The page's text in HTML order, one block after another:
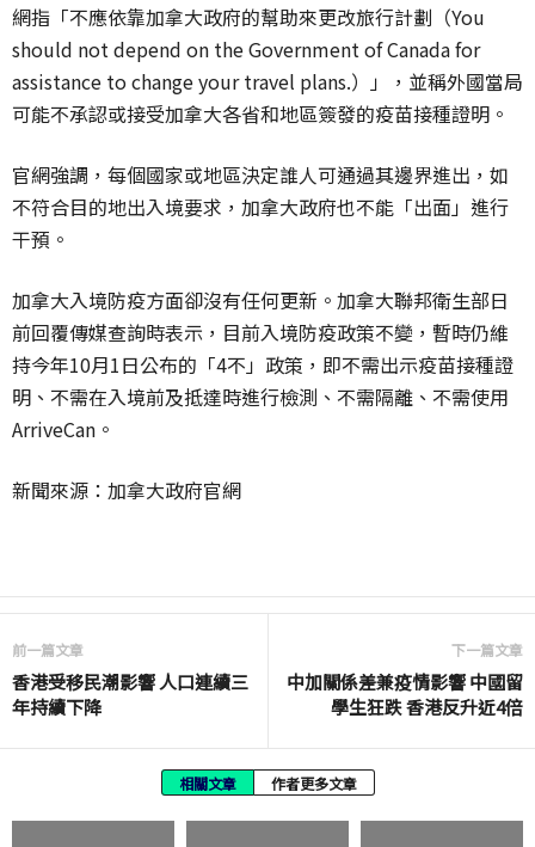
網指「不應依靠加拿大政府的幫助來更改旅行計劃（You
should not depend on the Government of Canada for
assistance to change your travel plans.）」，並稱外國當局
可能不承認或接受加拿大各省和地區簽發的疫苗接種證明。
官網強調，每個國家或地區決定誰人可通過其邊界進出，如
不符合目的地出入境要求，加拿大政府也不能「出面」進行
干預。
加拿大入境防疫方面卻沒有任何更新。加拿大聯邦衛生部日
前回覆傳媒查詢時表示，目前入境防疫政策不變，暫時仍維
持今年10月1日公布的「4不」政策，即不需出示疫苗接種證
明、不需在入境前及抵達時進行檢測、不需隔離、不需使用
ArriveCan。
新聞來源：加拿大政府官網
前一篇文章
香港受移民潮影響 人口連續三
年持續下降
下一篇文章
中加關係差兼疫情影響 中國留
學生狂跌 香港反升近4倍
相關文章 作者更多文章